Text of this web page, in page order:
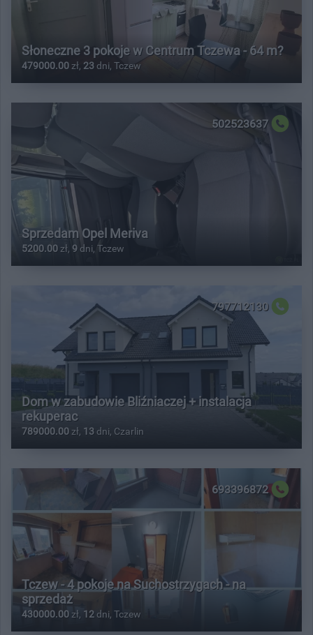
Słoneczne 3 pokoje w Centrum Tczewa - 64 m?
479000.00 zł, 23 dni, Tczew
502523637
Sprzedam Opel Meriva
5200.00 zł, 9 dni, Tczew
797712130
Dom w zabudowie Bliźniaczej + instalacja
rekuperac
789000.00 zł, 13 dni, Czarlin
693396872
Tczew - 4 pokoje na Suchostrzygach - na
sprzedaż
430000.00 zł, 12 dni, Tczew